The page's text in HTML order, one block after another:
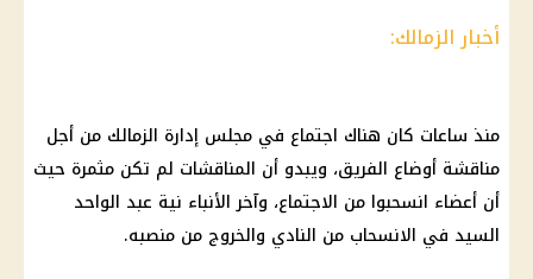
أخبار الزمالك:
منذ ساعات كان هناك اجتماع في مجلس إدارة الزمالك من أجل
مناقشة أوضاع الفريق، ويبدو أن المناقشات لم تكن مثمرة حيث
أن أعضاء انسحبوا من الاجتماع، وآخر الأنباء نية عبد الواحد
السيد في الانسحاب من النادي والخروج من منصبه.